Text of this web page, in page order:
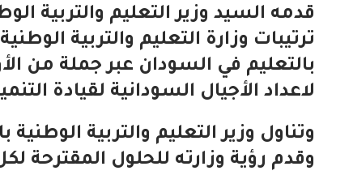
قدمه السيد وزير التعليم والتربية
ترتيبات وزارة التعليم والتربية
بالتعليم في السودان عبر جملة من
لاعداد الأجيال السودانية لقيادة
وتناول وزير التعليم والتربية
وقدم رؤية وزارته للحلول